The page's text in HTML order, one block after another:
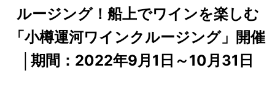
ルージング！船上でワインを楽しむ
「小樽運河ワインクルージング」開催
│期間：2022年9月1日～10月31日